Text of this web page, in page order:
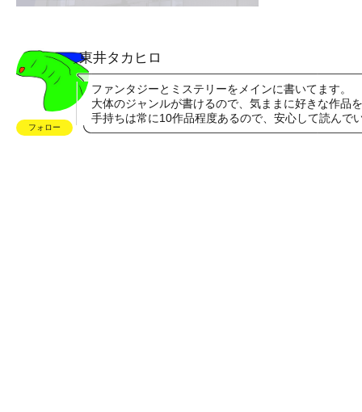
フォロー
東井タカヒロ
ファンタジーとミステリーをメインに書いてます。
大体のジャンルが書けるので、気ままに好きな作品
手持ちは常に10作品程度あるので、安心して読んで